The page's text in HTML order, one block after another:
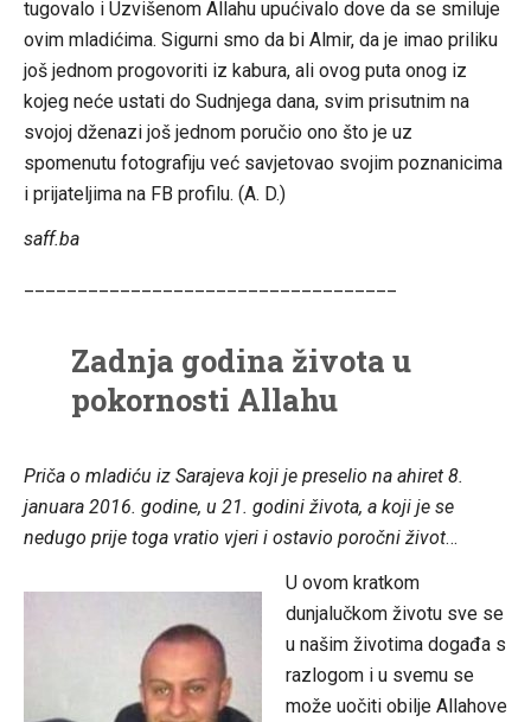
tugovalo i Uzvišenom Allahu upućivalo dove da se smiluje
ovim mladićima. Sigurni smo da bi Almir, da je imao priliku
još jednom progovoriti iz kabura, ali ovog puta onog iz
kojeg neće ustati do Sudnjega dana, svim prisutnim na
svojoj dženazi još jednom poručio ono što je uz
spomenutu fotografiju već savjetovao svojim poznanicima
i prijateljima na FB profilu. (A. D.)
saff.ba
Zadnja godina života u
pokornosti Allahu
Priča o mladiću iz Sarajeva koji je preselio na ahiret 8.
januara 2016. godine, u 21. godini života, a koji je se
nedugo prije toga vratio vjeri i ostavio poročni život…
U ovom kratkom
dunjalučkom životu sve se
u našim životima događa s
razlogom i u svemu se
može uočiti obilje Allahove